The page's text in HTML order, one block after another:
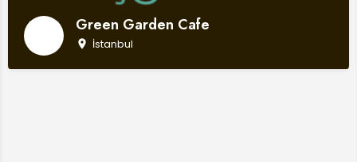
Green Garden Cafe
İstanbul